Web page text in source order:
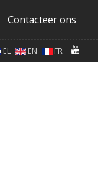
Contacteer ons
EL EN FR